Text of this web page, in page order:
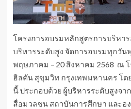
โครงการอบรมหลักสูตรการบริหา
บริหารระดับสูง จัดการอบรมทุกวัน
พฤษภาคม – 20 สิงหาคม 2568 ณ โ
ฮิลตัน สุขุมวิท กรุงเทพมหานคร โด
นี้ ประกอบด้วย ผู้บริหารระดับสูงจา
สื่อมวลชน สถาบันการศึกษา และอ